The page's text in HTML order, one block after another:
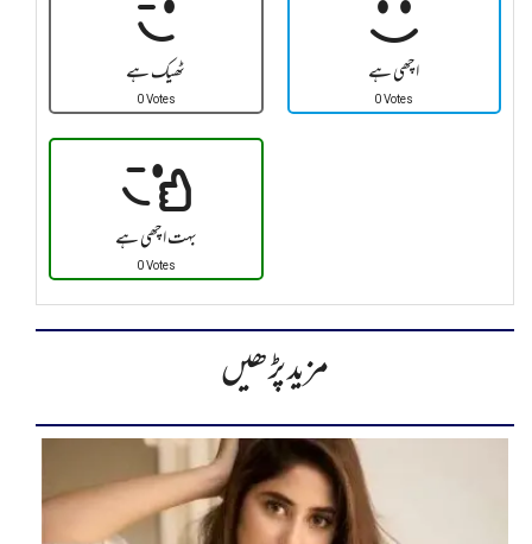
ٹھیک ہے
0 Votes
اچھی ہے
0 Votes
بہت اچھی ہے
0 Votes
مزید پڑھیں